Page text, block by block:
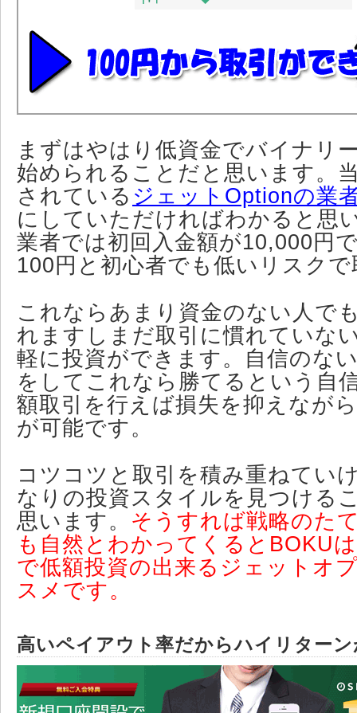
まずはやはり低資金でバイナリ
始められることだと思います。
されている ジェットOptionの業
にしていただければわかると思
業者では初回入金額が10,000円
100円と初心者でも低いリスク
これならあまり資金のない人で
れますしまだ取引に慣れていな
軽に投資ができます。自信のな
をしてこれなら勝てるという自
額取引を行えば損失を抑えなが
が可能です。
コツコツと取引を積み重ねてい
なりの投資スタイルを見つける
思います。 そうすれば戦略のた
も自然とわかってくるとBOKU
で低額投資の出来るジェットオ
スメです。
高いペイアウト率だからハイリター